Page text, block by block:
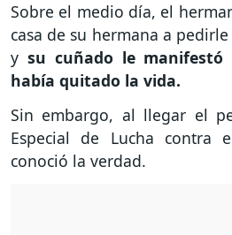
Sobre el medio día, el
casa de su hermana a
y su cuñado le manifestó
había quitado la vida.
Sin embargo, al llegar el
Especial de Lucha contra
conoció la verdad.